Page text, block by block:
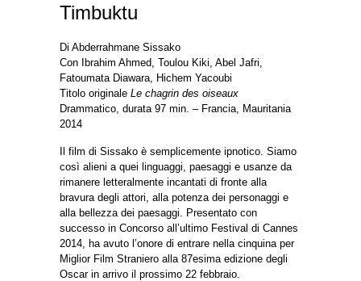
Timbuktu
Di Abderrahmane Sissako
Con Ibrahim Ahmed, Toulou Kiki, Abel Jafri,
Fatoumata Diawara, Hichem Yacoubi
Titolo originale Le chagrin des oiseaux
Drammatico, durata 97 min. – Francia, Mauritania
2014
Il film di Sissako è semplicemente ipnotico. Siamo
così alieni a quei linguaggi, paesaggi e usanze da
rimanere letteralmente incantati di fronte alla
bravura degli attori, alla potenza dei personaggi e
alla bellezza dei paesaggi. Presentato con
successo in Concorso all’ultimo Festival di Cannes
2014, ha avuto l’onore di entrare nella cinquina per
Miglior Film Straniero alla 87esima edizione degli
Oscar in arrivo il prossimo 22 febbraio.